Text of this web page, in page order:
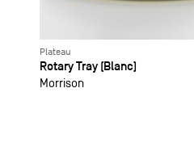
Plateau
Rotary Tray (Blanc)
Morrison